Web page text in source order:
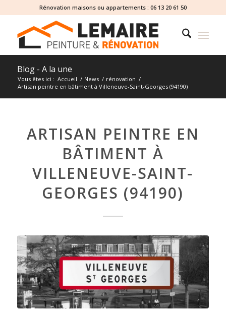
Rénovation maisons ou appartements : 06 13 20 61 50
Blog - A la une
Vous êtes ici : Accueil / News / rénovation /
Artisan peintre en bâtiment à Villeneuve-Saint-Georges (94190)
ARTISAN PEINTRE EN
BÂTIMENT À
VILLENEUVE-SAINT-
GEORGES (94190)